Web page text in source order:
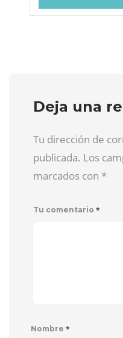
Deja una
Tu dirección de
publicada. Los
marcados con *
Tu comentario *
Nombre *